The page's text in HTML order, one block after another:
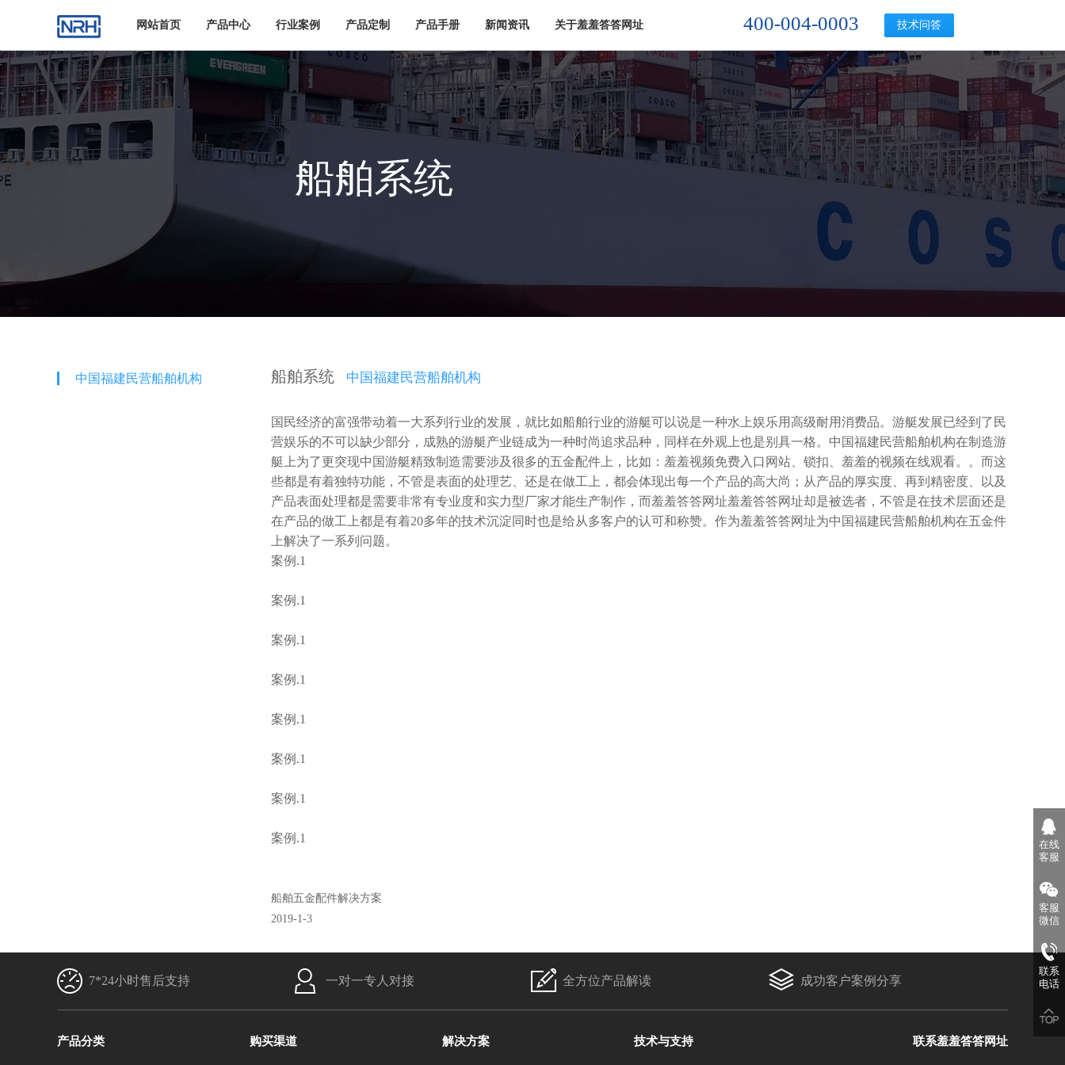
网站首页 产品中心 行业案例 产品定制 产品手册 新闻资讯 关于羞羞答答网址 400-004-0003 技术问答
船舶系统
中国福建民营船舶机构 船舶系统 中国福建民营船舶机构
国民经济的富强带动着一大系列行业的发展，就比如船舶行业的游艇可以说是一种水上娱乐用高级耐用消费品。游艇发展已经到了民
营娱乐的不可以缺少部分，成熟的游艇产业链成为一种时尚追求品种，同样在外观上也是别具一格。中国福建民营船舶机构在制造游
艇上为了更突现中国游艇精致制造需要涉及很多的五金配件上，比如：羞羞视频免费入口网站、锁扣、羞羞的视频在线观看。。而这
些都是有着独特功能，不管是表面的处理艺、还是在做工上，都会体现出每一个产品的高大尚；从产品的厚实度、再到精密度、以及
产品表面处理都是需要非常有专业度和实力型厂家才能生产制作，而羞羞答答网址羞羞答答网址却是被选者，不管是在技术层面还是
在产品的做工上都是有着20多年的技术沉淀同时也是给从多客户的认可和称赞。作为羞羞答答网址为中国福建民营船舶机构在五金件
上解决了一系列问题。
案例.1
案例.1
案例.1
案例.1
案例.1
案例.1
案例.1
案例.1
船舶五金配件解决方案
2019-1-3
7*24小时售后支持 一对一专人对接 全方位产品解读 成功客户案例分享
产品分类 购买渠道 解决方案 技术与支持 联系羞羞答答网址
在线
客服
客服
微信
联系
电话